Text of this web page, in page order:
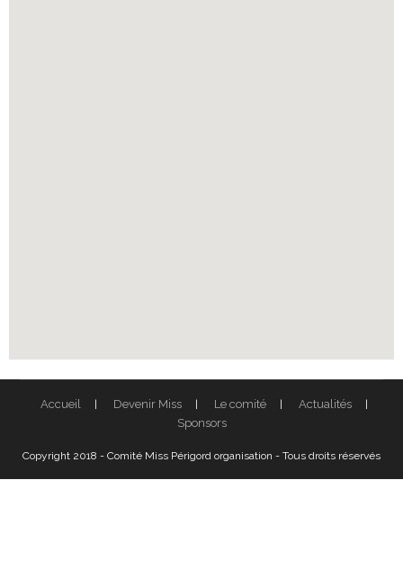
Accueil Devenir Miss Le comité
Actualités
Sponsors
Copyright 2018 - Comité Miss Périgord organisation - Tous droits réservés